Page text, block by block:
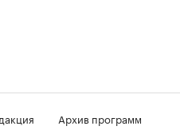
Архив программ